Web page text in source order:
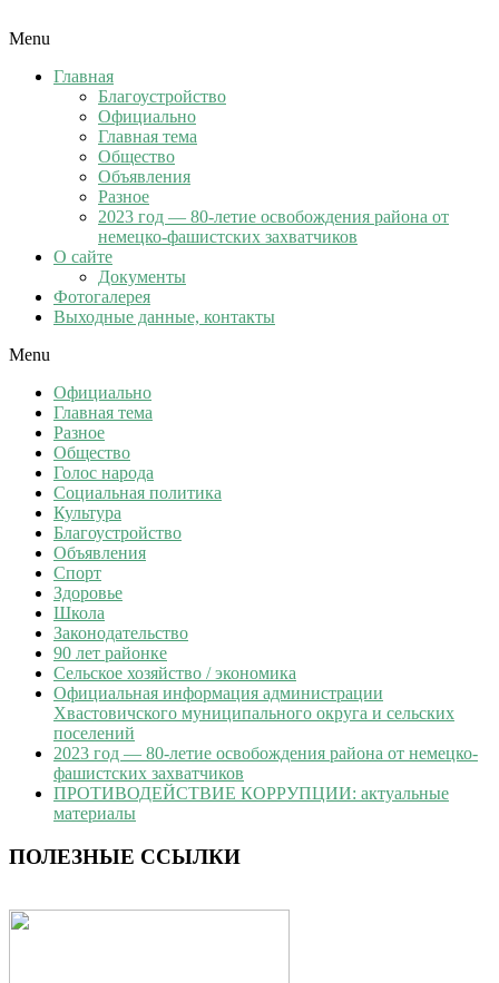
Menu
Главная
Благоустройство
Официально
Главная тема
Общество
Объявления
Разное
2023 год — 80-летие освобождения района от
немецко-фашистских захватчиков
О сайте
Документы
Фотогалерея
Выходные данные, контакты
Menu
Официально
Главная тема
Разное
Общество
Голос народа
Социальная политика
Культура
Благоустройство
Объявления
Спорт
Здоровье
Школа
Законодательство
90 лет районке
Сельское хозяйство / экономика
Официальная информация администрации
Хвастовичского муниципального округа и сельских
поселений
2023 год — 80-летие освобождения района от немецко-
фашистских захватчиков
ПРОТИВОДЕЙСТВИЕ КОРРУПЦИИ: актуальные
материалы
ПОЛЕЗНЫЕ ССЫЛКИ